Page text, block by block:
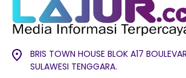
BRIS TOWN HOUSE BLOK A17
SULAWESI TENGGARA.